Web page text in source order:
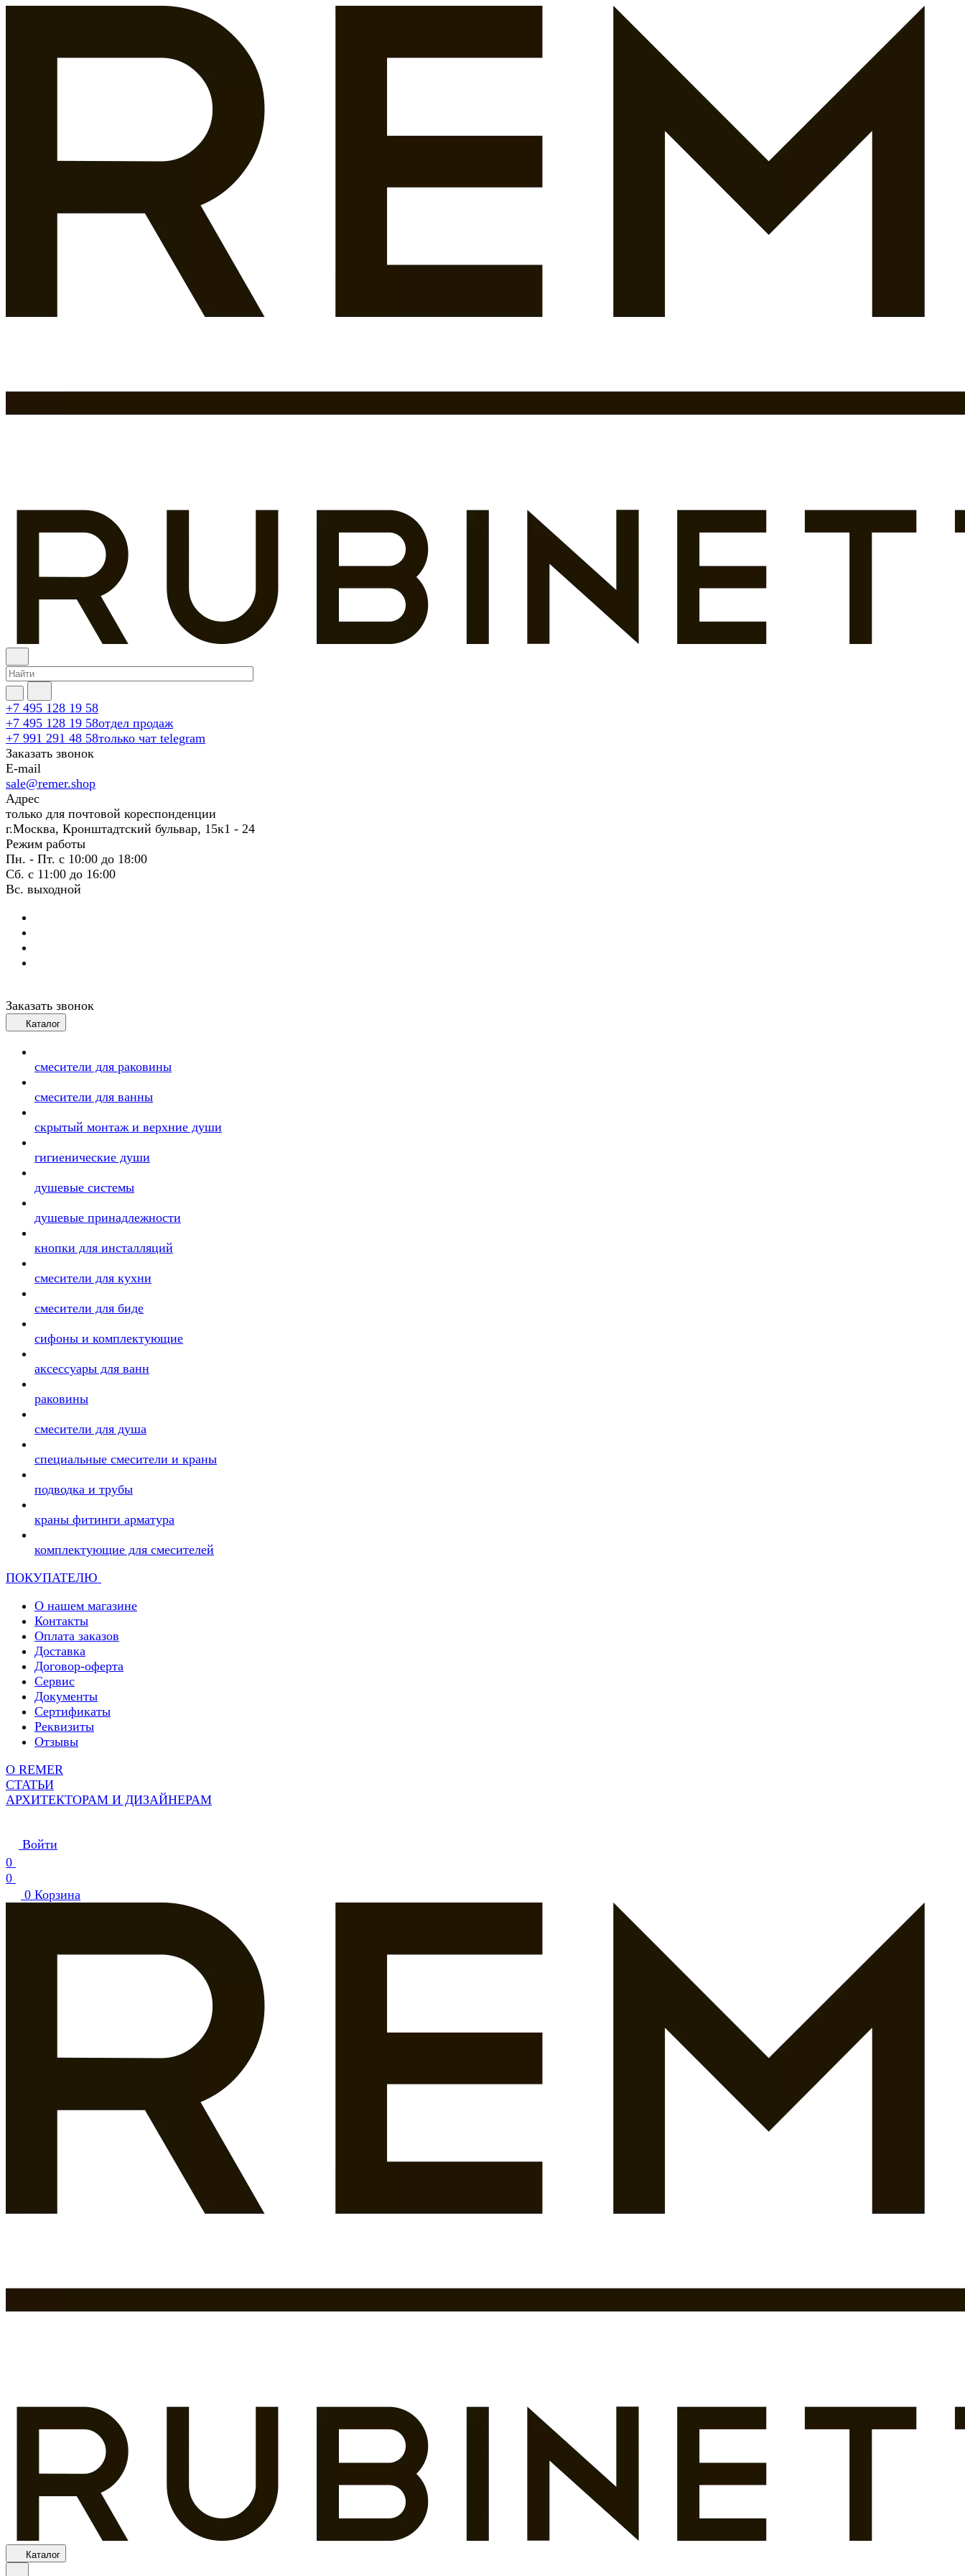
+7 495 128 19 58
+7 495 128 19 58отдел продаж
+7 991 291 48 58только чат telegram
Заказать звонок
E-mail
sale@remer.shop
Адрес
только для почтовой кореспонденции
г.Москва, Кронштадтский бульвар, 15к1 - 24
Режим работы
Пн. - Пт. с 10:00 до 18:00
Сб. с 11:00 до 16:00
Вс. выходной
Заказать звонок
Каталог
смесители для раковины
смесители для ванны
скрытый монтаж и верхние души
гигиенические души
душевые системы
душевые принадлежности
кнопки для инсталляций
смесители для кухни
смесители для биде
сифоны и комплектующие
аксессуары для ванн
раковины
смесители для душа
специальные смесители и краны
подводка и трубы
краны фитинги арматура
комплектующие для смесителей
ПОКУПАТЕЛЮ
О нашем магазине
Контакты
Оплата заказов
Доставка
Договор-оферта
Сервис
Документы
Сертификаты
Реквизиты
Отзывы
О REMER
СТАТЬИ
АРХИТЕКТОРАМ И ДИЗАЙНЕРАМ
Войти
0
0
0 Корзина
Каталог